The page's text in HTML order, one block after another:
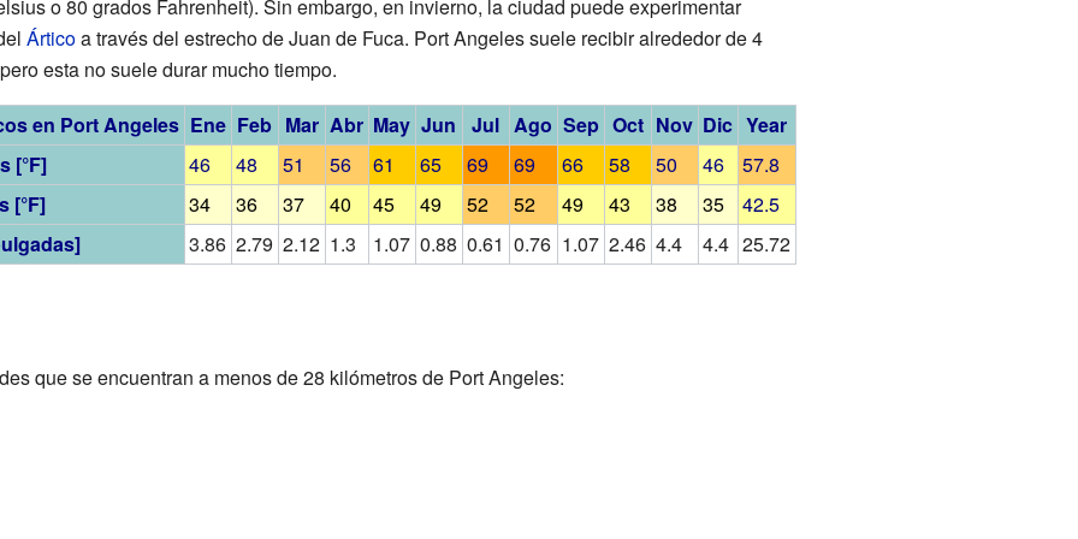
o 80 grados Fahrenheit). Sin embargo, en invierno, la ciudad puede experimentar
Árticoa través del estrecho de Juan de Fuca. Port Angeles suele recibir alrededor de 4
esta no suele durar mucho tiempo.
en Port Angeles Ene Feb Mar Abr May Jun Jul Ago Sep Oct Nov Dic Year
[°F]
46 48 51 56 61 65 69 69 66 58 50 46
57.8
[°F]
34 36 37 40 45 49 52 52 49 43 38 35
42.5
3.86 2.79 2.12 1.3 1.07 0.88 0.61 0.76 1.07 2.46 4.4 4.4 25.72
que se encuentran a menos de 28 kilómetros de Port Angeles: